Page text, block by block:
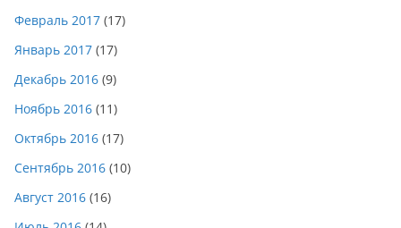
Февраль 2017 (17)
Январь 2017 (17)
Декабрь 2016 (9)
Ноябрь 2016 (11)
Октябрь 2016 (17)
Сентябрь 2016 (10)
Август 2016 (16)